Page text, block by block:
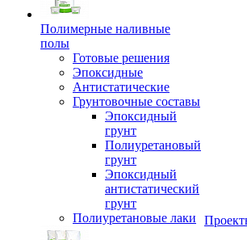
Полимерные наливные
полы
Готовые решения
Эпоксидные
Антистатические
Грунтовочные составы
Эпоксидный
грунт
Полиуретановый
грунт
Эпоксидный
антистатический
грунт
Полиуретановые лаки